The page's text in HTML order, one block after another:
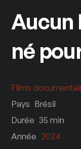
Aucun
né
Films
Pays Brésil
Durée 35min
Année 2024